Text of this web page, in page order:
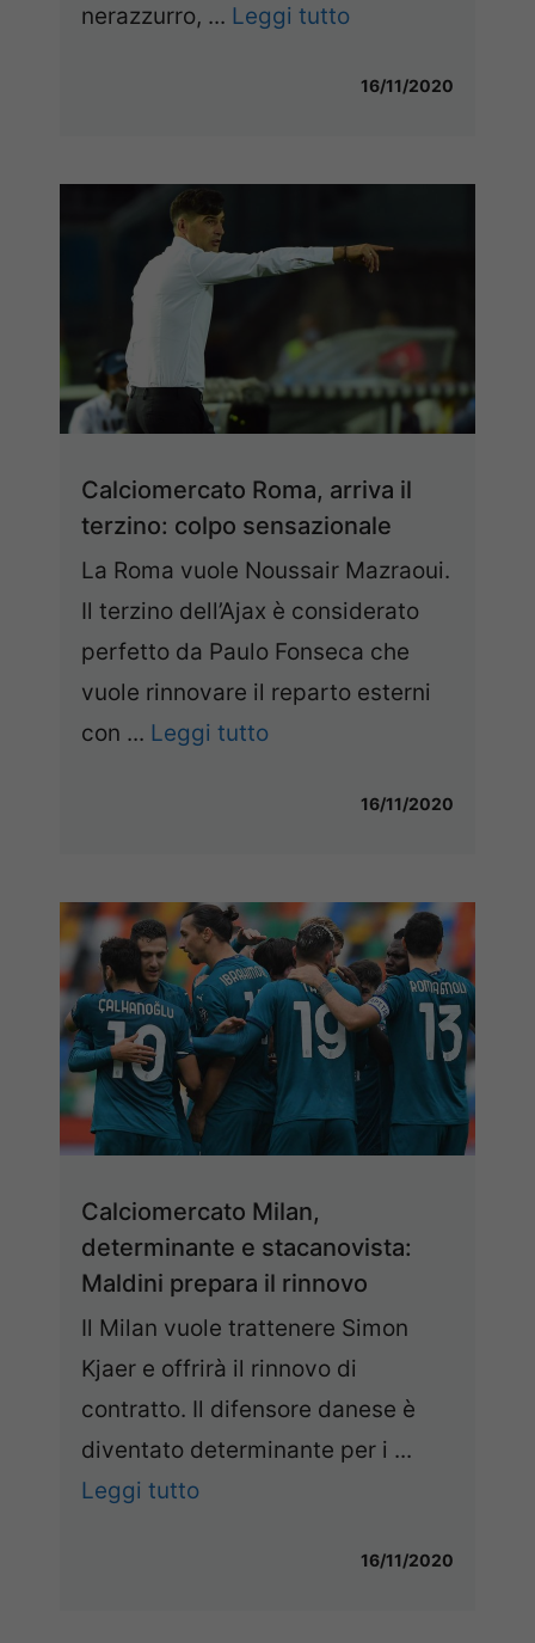
nerazzurro, ... Leggi tutto
16/11/2020
Calciomercato Roma, arriva il
terzino: colpo sensazionale
La Roma vuole Noussair Mazraoui.
Il terzino dell’Ajax è considerato
perfetto da Paulo Fonseca che
vuole rinnovare il reparto esterni
con ... Leggi tutto
16/11/2020
Calciomercato Milan,
determinante e stacanovista:
Maldini prepara il rinnovo
Il Milan vuole trattenere Simon
Kjaer e offrirà il rinnovo di
contratto. Il difensore danese è
diventato determinante per i ...
Leggi tutto
16/11/2020